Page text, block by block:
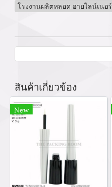
โรงงานผลิตหลอด อายไลน์เนอร์
สินค้าเกี่ยวข้อง
New